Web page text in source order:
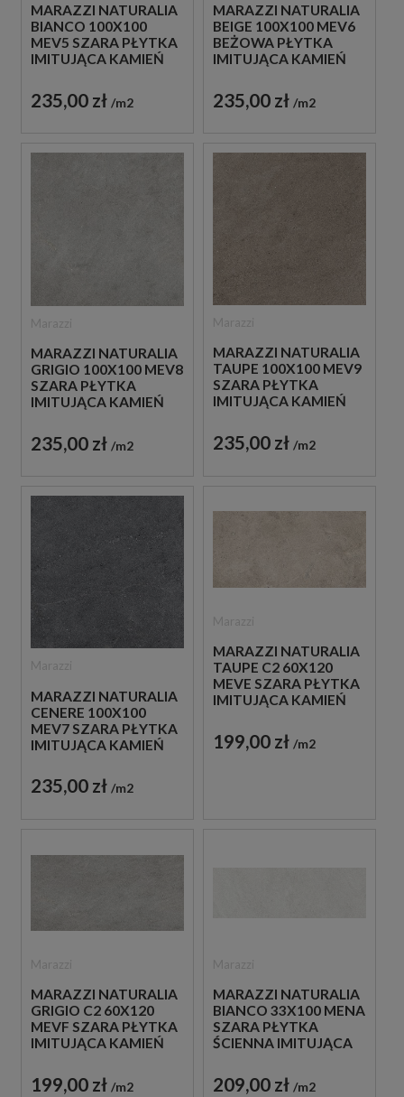
MARAZZI NATURALIA
BIANCO 100X100
MEV5 SZARA PŁYTKA
IMITUJĄCA KAMIEŃ
235,00 zł m2
MARAZZI NATURALIA
BEIGE 100X100 MEV6
BEŻOWA PŁYTKA
IMITUJĄCA KAMIEŃ
235,00 zł m2
MARAZZI NATURALIA
GRIGIO 100X100 MEV8
SZARA PŁYTKA
IMITUJĄCA KAMIEŃ
235,00 zł m2
MARAZZI NATURALIA
TAUPE 100X100 MEV9
SZARA PŁYTKA
IMITUJĄCA KAMIEŃ
235,00 zł m2
MARAZZI NATURALIA
CENERE 100X100
MEV7 SZARA PŁYTKA
IMITUJĄCA KAMIEŃ
235,00 zł m2
MARAZZI NATURALIA
TAUPE C2 60X120
MEVE SZARA PŁYTKA
IMITUJĄCA KAMIEŃ
199,00 zł m2
MARAZZI NATURALIA
GRIGIO C2 60X120
MEVF SZARA PŁYTKA
IMITUJĄCA KAMIEŃ
199,00 zł m2
MARAZZI NATURALIA
BIANCO 33X100 MENA
SZARA PŁYTKA
ŚCIENNA IMITUJĄCA
209,00 zł m2